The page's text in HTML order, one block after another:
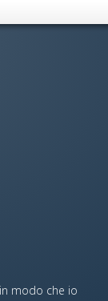
modo che io